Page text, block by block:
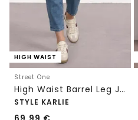
HIGH WAIST
Street One
High Waist Barrel Leg Jeans im Loose Fit
STYLE KARLIE